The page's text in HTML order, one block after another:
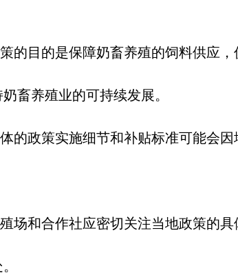
的目的是保障奶畜养殖的饲料供应
畜养殖业的可持续发展。
的政策实施细节和补贴标准可能会
场和合作社应密切关注当地政策的